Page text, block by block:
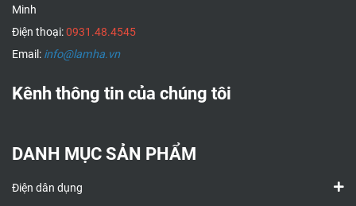
Minh
Điện thoại:0931.48.4545
Email: info@lamha.vn
Kênh thông tin của chúng tôi
DANH MỤC SẢN PHẨM
Điện dân dụng